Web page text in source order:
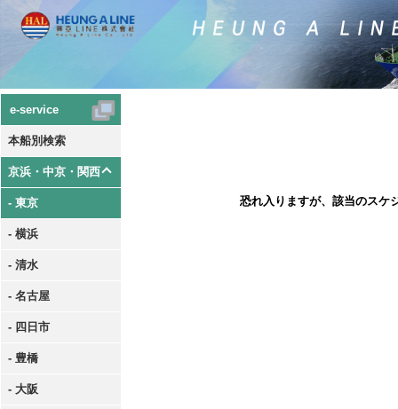
e-service
本船別検索
京浜・中京・関西
- 東京
- 横浜
- 清水
- 名古屋
- 四日市
- 豊橋
- 大阪
恐れ入りますが、該当のスケ